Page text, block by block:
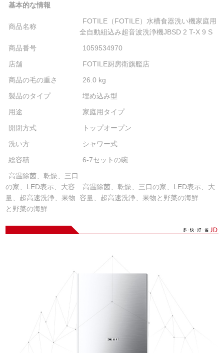
基本的な情報
商品名称
FOTILE（FOTILE）水槽食器洗い機家庭用
全自動組込み超音波洗浄機JBSD 2 T-X 9 S
商品番号
1059534970
店舗
FOTILE厨房衛旗艦店
商品の毛の重さ
26.0 kg
製品のタイプ
埋め込み型
用途
家庭用タイプ
開閉方式
トップオープン
洗い方
シャワー式
総容積
6-7セットの碗
高温除菌、乾燥、三口
の家、LED表示、大容
量、超高速洗浄、果物
と野菜の海鮮
高温除菌、乾燥、三口の家、LED表示、大
容量、超高速洗浄、果物と野菜の海鮮